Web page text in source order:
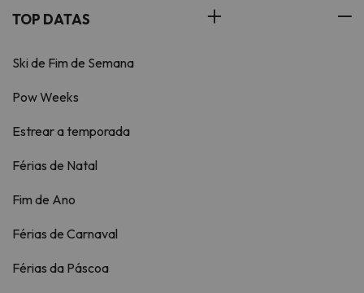
TOP DATAS
Ski de Fim de Semana
Pow Weeks
Estrear a temporada
Férias de Natal
Fim de Ano
Férias de Carnaval
Férias da Páscoa